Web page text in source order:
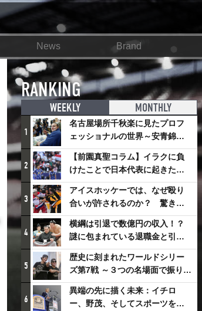
News Brand
RANKING
WEEKLY MONTHLY
1
名古屋場所千秋楽に見たプロフ
ェッショナルの世界～安青錦の
優勝を巡るさまざまなドラマ
2
【前園真聖コラム】イラクに負
けたことで日本代表に起きたプ
ラスとは
3
アイスホッケーでは、なぜ殴り
合いが許されるのか？ 驚きの
「ファイティング」ルールにつ
いて
4
横綱は引退で数億円の収入！？
謎に包まれている退職金と引退
相撲興行
5
歴史に刻まれたワールドシリー
ズ第7戦 ～３つの名場面で振り返
る～
6
異端の先に描く未来：イチロ
ー、野茂、そしてスポーツを支